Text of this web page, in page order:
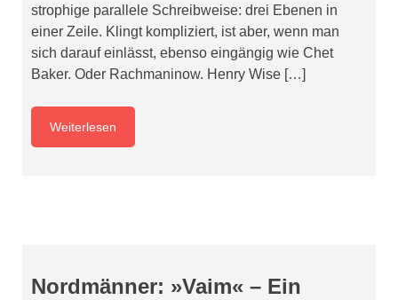
strophige parallele Schreibweise: drei Ebenen in
einer Zeile. Klingt kompliziert, ist aber, wenn man
sich darauf einlässt, ebenso eingängig wie Chet
Baker. Oder Rachmaninow. Henry Wise […]
Weiterlesen
Nordmänner: »Vaim« – Ein